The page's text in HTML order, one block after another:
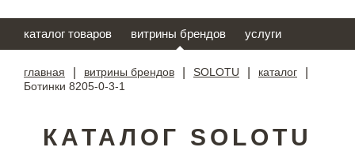
каталог товаров витрины брендов услуги
главная витрины брендов SOLOTU каталог
Ботинки 8205-0-3-1
КАТАЛОГ SOLOTU